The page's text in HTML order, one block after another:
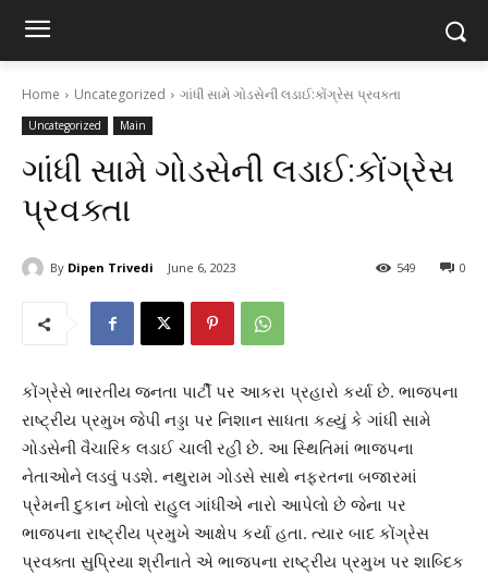
Home Uncategorized ગાંધી સામે ગોડસેની લડાઈ:કોંગ્રેસ પ્રવક્તા
Uncategorized Main
ગાંધી સામે ગોડસેની લડાઈ:કોંગ્રેસ
પ્રવક્તા
By Dipen Trivedi June 6, 2023 0
549
કોંગ્રેસે ભારતીય જનતા પાર્ટી પર આકરા પ્રહારો કર્યા છે. ભાજપના
રાષ્ટ્રીય પ્રમુખ જેપી નડ્ડા પર નિશાન સાધતા કહ્યું કે ગાંધી સામે
ગોડસેની વૈચારિક લડાઈ ચાલી રહી છે. આ સ્થિતિમાં ભાજપના
નેતાઓને લડવું પડશે. નથુરામ ગોડસે સાથે નફરતના બજારમાં
પ્રેમની દુકાન ખોલો રાહુલ ગાંધીએ નારો આપેલો છે જેના પર
ભાજપના રાષ્ટ્રીય પ્રમુખે આક્ષેપ કર્યા હતા. ત્યાર બાદ કોંગ્રેસ
પ્રવક્તા સુપ્રિયા શ્રીનાતે એ ભાજપના રાષ્ટ્રીય પ્રમુખ પર શાબ્દિક